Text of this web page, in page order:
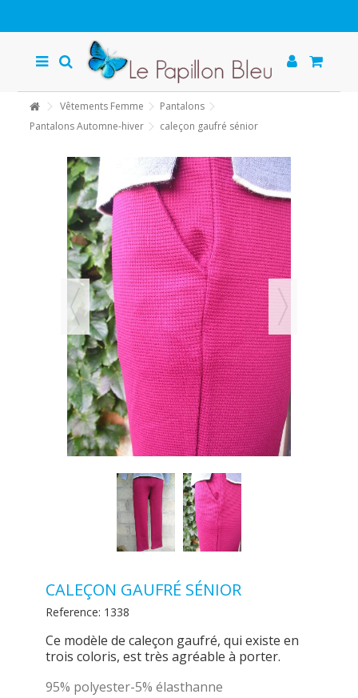
Vêtements Femme
Pantalons
Pantalons Automne-hiver
caleçon gaufré sénior
CALEÇON GAUFRÉ SÉNIOR
Reference: 1338
Ce modèle de caleçon gaufré, qui existe en
trois coloris, est très agréable à porter.
95% polyester-5% élasthanne